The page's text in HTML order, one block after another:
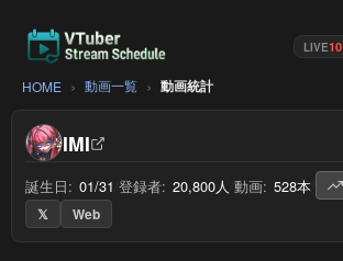
LIVE10
HOME 動画一覧 動画統計
IMI
誕生日: 01/31 登録者: 20,800人 動画: 528本
𝕏
Web